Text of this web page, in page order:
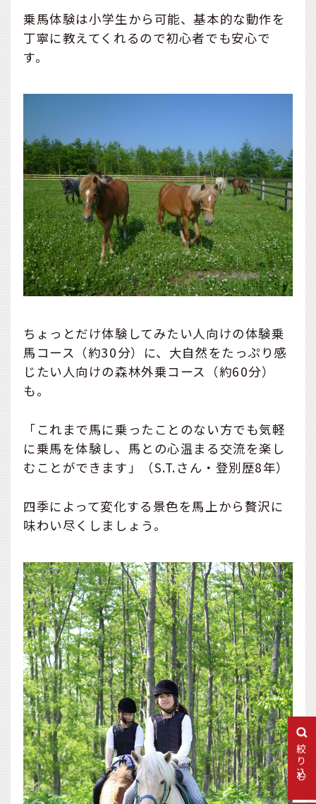
絞り込む
乗馬体験は小学生から可能、基本的な動作を
丁寧に教えてくれるので初心者でも安心で
す。
ちょっとだけ体験してみたい人向けの体験乗
馬コース（約30分）に、大自然をたっぷり感
じたい人向けの森林外乗コース（約60分）
も。
「これまで馬に乗ったことのない方でも気軽
に乗馬を体験し、馬との心温まる交流を楽し
むことができます」（S.T.さん・登別歴8年）
四季によって変化する景色を馬上から贅沢に
味わい尽くしましょう。